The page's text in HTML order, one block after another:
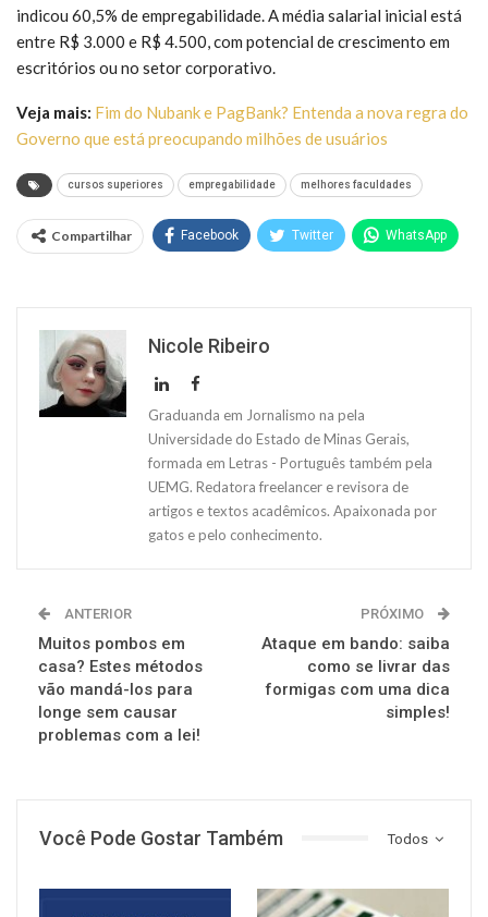
indicou 60,5% de empregabilidade. A média salarial inicial está
entre R$ 3.000 e R$ 4.500, com potencial de crescimento em
escritórios ou no setor corporativo.
Veja mais: Fim do Nubank e PagBank? Entenda a nova regra do
Governo que está preocupando milhões de usuários
cursos superiores empregabilidade melhores faculdades
Compartilhar Facebook Twitter WhatsApp
Nicole Ribeiro
Graduanda em Jornalismo na pela
Universidade do Estado de Minas Gerais,
formada em Letras - Português também pela
UEMG. Redatora freelancer e revisora de
artigos e textos acadêmicos. Apaixonada por
gatos e pelo conhecimento.
ANTERIOR
Muitos pombos em
casa? Estes métodos
vão mandá-los para
longe sem causar
problemas com a lei!
PRÓXIMO
Ataque em bando: saiba
como se livrar das
formigas com uma dica
simples!
Todos
Você Pode Gostar Também
NOTÍCIAS